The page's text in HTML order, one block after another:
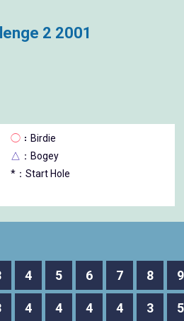
2 2001
◯ ：Birdie
△ ：Bogey
*：Start Hole
4 5 6 7 8 9
4 4 4 4 3 5